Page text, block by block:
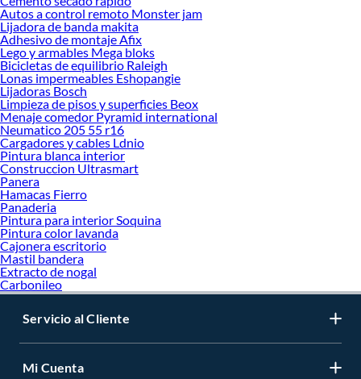
Autos a control remoto Monster jam
Lijadora de banda makita
Adhesivo de montaje Afix
Lego y armables Mega bloks
Bicicletas de equilibrio Raleigh
Lonas impermeables Eshopangie
Lijadoras Bosch
Limpieza de pisos y superficies Beox
Menaje comedor Pyramid international
Neumatico 205 55 r16
Cargadores y cables Ldnio
Pintura blanca interior
Construccion Ultrasmart
Panera
Hamacas Fierro
Panaderia
Pintura para interior Soquina
Pintura color lavanda
Cajonera escritorio
Mastil bandera
Extracto de nogal
Carbonileo
Servicio al Cliente
Mi Cuenta